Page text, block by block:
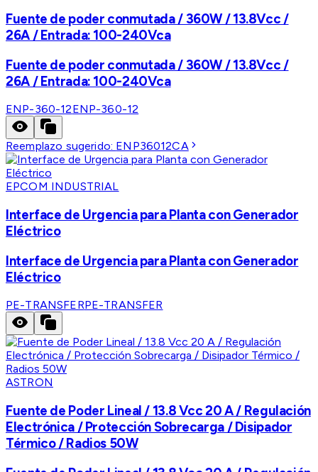
Fuente de poder conmutada / 360W / 13.8Vcc /
26A / Entrada: 100-240Vca
Fuente de poder conmutada / 360W / 13.8Vcc /
26A / Entrada: 100-240Vca
ENP-360-12ENP-360-12
Reemplazo sugerido: ENP36012CA
EPCOM INDUSTRIAL
Interface de Urgencia para Planta con Generador
Eléctrico
Interface de Urgencia para Planta con Generador
Eléctrico
PE-TRANSFERPE-TRANSFER
ASTRON
Fuente de Poder Lineal / 13.8 Vcc 20 A / Regulación
Electrónica / Protección Sobrecarga / Disipador
Térmico / Radios 50W